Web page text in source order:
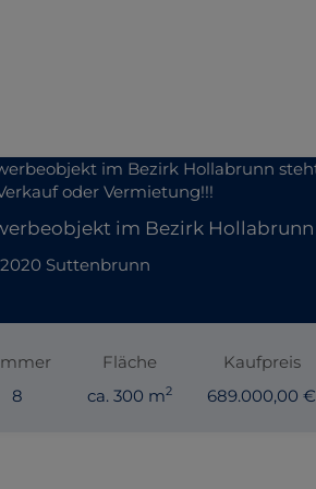
2020 Suttenbrunn
8
Fläche
ca. 300 m2
Kaufpreis
689.000,00 €